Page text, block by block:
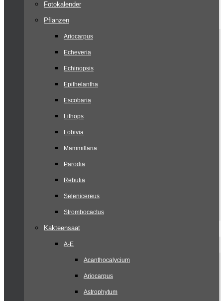
Fotokalender
Pflanzen
Ariocarpus
Echeveria
Echinopsis
Epithelantha
Escobaria
Lithops
Lobivia
Mammillaria
Parodia
Rebutia
Selenicereus
Strombocactus
Kakteensaat
A-E
Acanthocalycium
Ariocarpus
Astrophytum